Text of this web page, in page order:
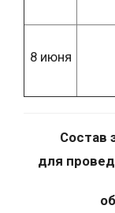
8 июня
Состав
для